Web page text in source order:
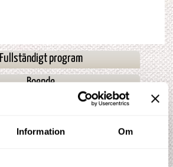
Information Om
Fullständigt program
Boende
Prisblad